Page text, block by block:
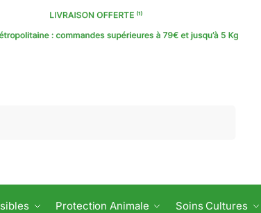
Protection Animale Soins Cultures